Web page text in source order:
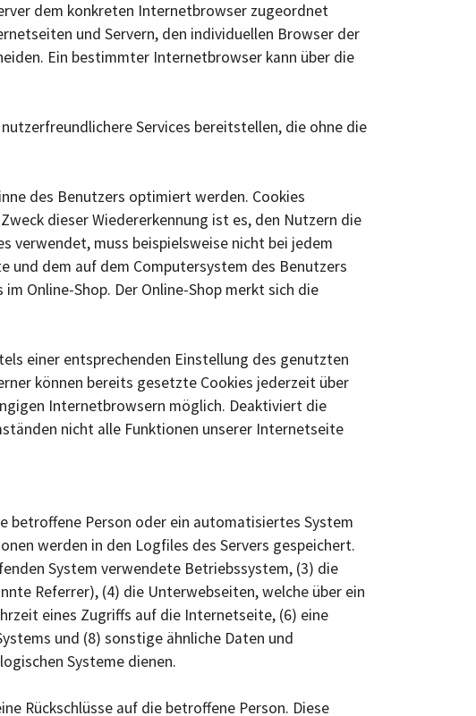
dem konkreten Internetbrowser zugeordnet
und Servern, den individuellen Browser der
Ein bestimmter Internetbrowser kann über die
Services bereitstellen, die ohne die
des Benutzers optimiert werden. Cookies
dieser Wiedererkennung ist es, den Nutzern die
verwendet, muss beispielsweise nicht bei jedem
und dem auf dem Computersystem des Benutzers
Online-Shop. Der Online-Shop merkt sich die
einer entsprechenden Einstellung des genutzten
können bereits gesetzte Cookies jederzeit über
Internetbrowsern möglich. Deaktiviert die
nicht alle Funktionen unserer Internetseite
betroffene Person oder ein automatisiertes System
werden in den Logfiles des Servers gespeichert.
System verwendete Betriebssystem, (3) die
Referrer), (4) die Unterwebseiten, welche über ein
eines Zugriffs auf die Internetseite, (6) eine
und (8) sonstige ähnliche Daten und
Systeme dienen.
Rückschlüsse auf die betroffene Person. Diese